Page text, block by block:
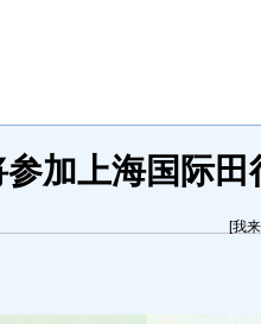
加上海国际田
[我